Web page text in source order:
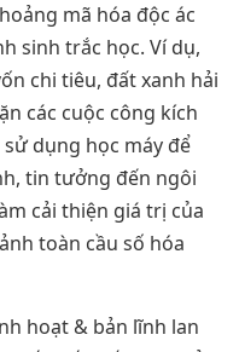
mã hóa độc ác
sinh trắc học. Ví dụ,
chi tiêu, đất xanh hải
các cuộc công kích
dụng học máy để
tin tưởng đến ngôi
cải thiện giá trị của
toàn cầu số hóa
hoạt & bản lĩnh lan